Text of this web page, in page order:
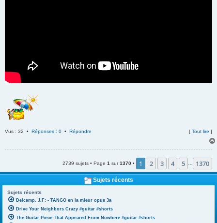
Vus : 32 • Réponses : 0 • Répondre [ Tout lire ]
2739 sujets • Page 1 sur1370 • 1 2 3 4 5 1370
Sujets récents
Sujets récents
Delcamp. J.F: - TANGO en la mieur opus 3a
Drive Your Neighbors Crazy #guitar #shorts
The Guitar Piece That Appeared From Nowhere #guitar #shorts